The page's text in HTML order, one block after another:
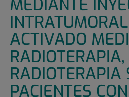
MEDIANTE
ACTIVADO
RADIOTERAPIA
PACIENTES